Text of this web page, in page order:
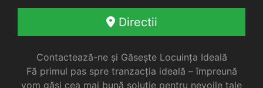
Directii
Contactează-ne și Găsește Locuința Ideală
Fă primul pas spre tranzacția ideală – împreună
vom găsi cea mai bună soluție pentru nevoile tale